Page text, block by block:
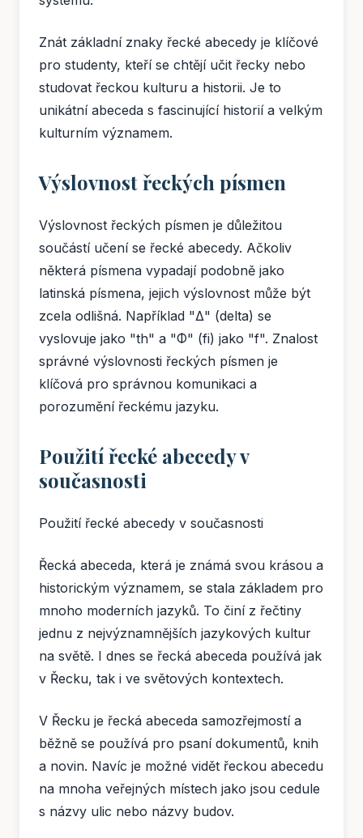
Znát základní znaky řecké abecedy je klíčové
pro studenty, kteří se chtějí učit řecky nebo
studovat řeckou kulturu a historii. Je to
unikátní abeceda s fascinující historií a velkým
kulturním významem.
Výslovnost řeckých písmen
Výslovnost řeckých písmen je důležitou
součástí učení se řecké abecedy. Ačkoliv
některá písmena vypadají podobně jako
latinská písmena, jejich výslovnost může být
zcela odlišná. Například "Δ" (delta) se
vyslovuje jako "th" a "Φ" (fi) jako "f". Znalost
správné výslovnosti řeckých písmen je
klíčová pro správnou komunikaci a
porozumění řeckému jazyku.
Použití řecké abecedy v
současnosti
Použití řecké abecedy v současnosti
Řecká abeceda, která je známá svou krásou a
historickým významem, se stala základem pro
mnoho moderních jazyků. To činí z řečtiny
jednu z nejvýznamnějších jazykových kultur
na světě. I dnes se řecká abeceda používá jak
v Řecku, tak i ve světových kontextech.
V Řecku je řecká abeceda samozřejmostí a
běžně se používá pro psaní dokumentů, knih
a novin. Navíc je možné vidět řeckou abecedu
na mnoha veřejných místech jako jsou cedule
s názvy ulic nebo názvy budov.